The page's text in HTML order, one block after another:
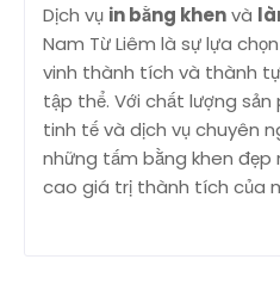
Dịch vụ in bằng khenvà
Nam Từ Liêm là sự lựa
vinh thành tích và thành
tập thể. Với chất lượng
tinh tế và dịch vụ chuyên
những tấm bằng khen đẹp
cao giá trị thành tích của